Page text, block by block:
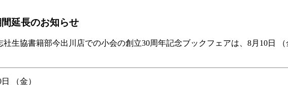
延長のお知らせ
生協書籍部今出川店での小会の創立30周年記念ブックフェアは、8月10日
（金）